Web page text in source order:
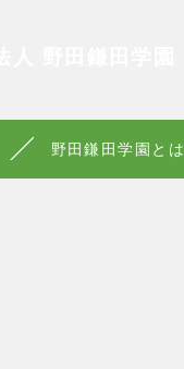
野田鎌田学園とは